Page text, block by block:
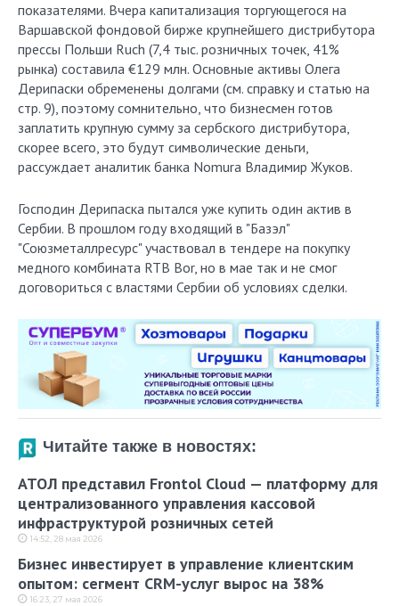
показателями. Вчера капитализация торгующегося на
Варшавской фондовой бирже крупнейшего дистрибутора
прессы Польши Ruch (7,4 тыс. розничных точек, 41%
рынка) составила €129 млн. Основные активы Олега
Дерипаски обременены долгами (см. справку и статью на
стр. 9), поэтому сомнительно, что бизнесмен готов
заплатить крупную сумму за сербского дистрибутора,
скорее всего, это будут символические деньги,
рассуждает аналитик банка Nomura Владимир Жуков.
Господин Дерипаска пытался уже купить один актив в
Сербии. В прошлом году входящий в "Базэл"
"Союзметаллресурс" участвовал в тендере на покупку
медного комбината RTB Bor, но в мае так и не смог
договориться с властями Сербии об условиях сделки.
Читайте также в новостях:
АТОЛ представил Frontol Cloud — платформу для
централизованного управления кассовой
инфраструктурой розничных сетей
14:52, 28 мая 2026
Бизнес инвестирует в управление клиентским
опытом: сегмент CRM-услуг вырос на 38%
16:23, 27 мая 2026